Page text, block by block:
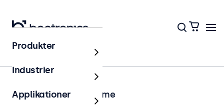
Touchskærme
7 tommer touchskærme
Produkter
Industrier
Applikationer